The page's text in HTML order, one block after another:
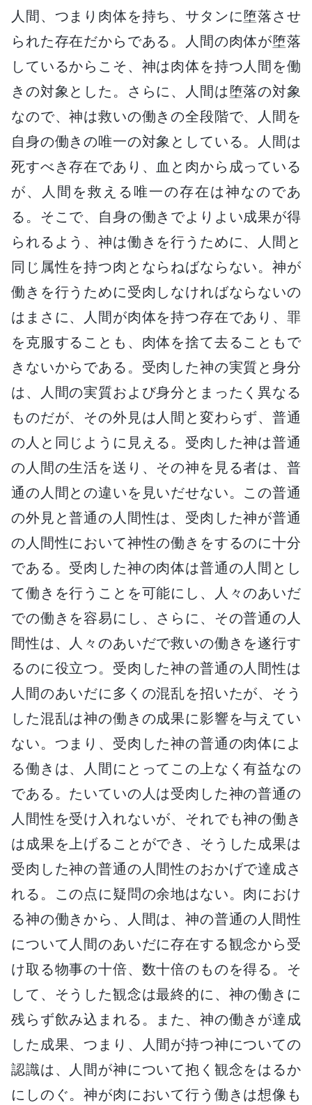
人間、つまり肉体を持ち、サタンに堕落させ
られた存在だからである。人間の肉体が堕落
しているからこそ、神は肉体を持つ人間を働
きの対象とした。さらに、人間は堕落の対象
なので、神は救いの働きの全段階で、人間を
自身の働きの唯一の対象としている。人間は
死すべき存在であり、血と肉から成っている
が、人間を救える唯一の存在は神なのであ
る。そこで、自身の働きでよりよい成果が得
られるよう、神は働きを行うために、人間と
同じ属性を持つ肉とならねばならない。神が
働きを行うために受肉しなければならないの
はまさに、人間が肉体を持つ存在であり、罪
を克服することも、肉体を捨て去ることもで
きないからである。受肉した神の実質と身分
は、人間の実質および身分とまったく異なる
ものだが、その外見は人間と変わらず、普通
の人と同じように見える。受肉した神は普通
の人間の生活を送り、その神を見る者は、普
通の人間との違いを見いだせない。この普通
の外見と普通の人間性は、受肉した神が普通
の人間性において神性の働きをするのに十分
である。受肉した神の肉体は普通の人間とし
て働きを行うことを可能にし、人々のあいだ
での働きを容易にし、さらに、その普通の人
間性は、人々のあいだで救いの働きを遂行す
るのに役立つ。受肉した神の普通の人間性は
人間のあいだに多くの混乱を招いたが、そう
した混乱は神の働きの成果に影響を与えてい
ない。つまり、受肉した神の普通の肉体によ
る働きは、人間にとってこの上なく有益なの
である。たいていの人は受肉した神の普通の
人間性を受け入れないが、それでも神の働き
は成果を上げることができ、そうした成果は
受肉した神の普通の人間性のおかげで達成さ
れる。この点に疑問の余地はない。肉におけ
る神の働きから、人間は、神の普通の人間性
について人間のあいだに存在する観念から受
け取る物事の十倍、数十倍のものを得る。そ
して、そうした観念は最終的に、神の働きに
残らず飲み込まれる。また、神の働きが達成
した成果、つまり、人間が持つ神についての
認識は、人間が神について抱く観念をはるか
にしのぐ。神が肉において行う働きは想像も